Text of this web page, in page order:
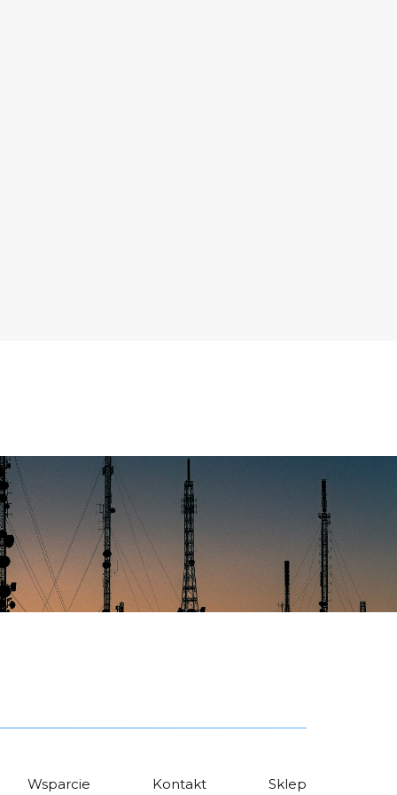
Wsparcie Kontakt Sklep